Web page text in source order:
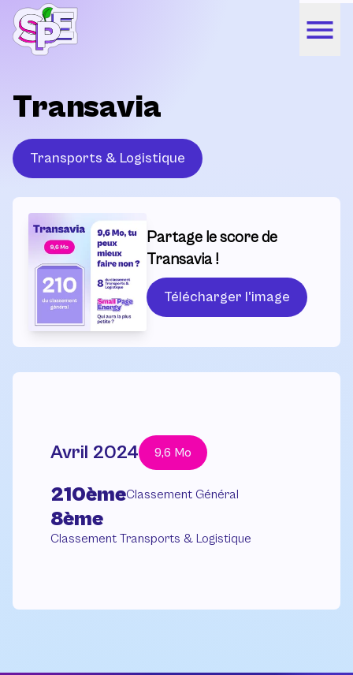
Transavia
Transports & Logistique
Partage le score de
Transavia !
Télécharger l'image
Avril 2024 9,6 Mo
210èmeClassement Général
8ème
Classement Transports & Logistique